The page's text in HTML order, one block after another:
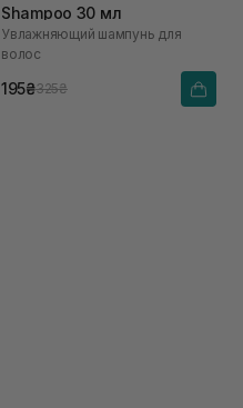
Shampoo 30 мл
Увлажняющий шампунь для
волос
195₴325₴